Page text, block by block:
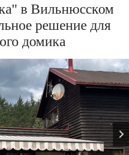
в Вильнюсском
решение для
домика